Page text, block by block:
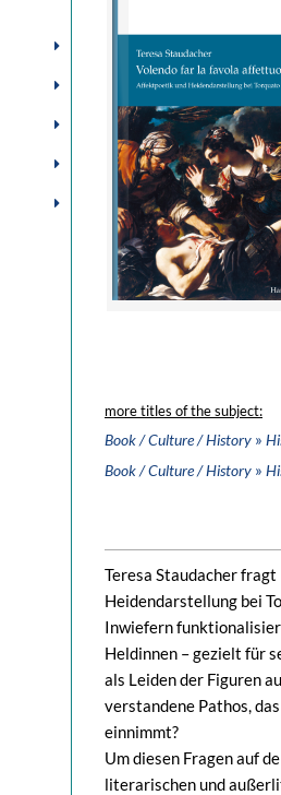
more titles of the subject:
Book / Culture / History »
Book / Culture / History »
Teresa Staudacher
Heidendarstellung bei
Inwiefern
Heldinnen – gezielt für
als Leiden der Figuren
verstandene Pathos,
einnimmt?
Um diesen Fragen auf
literarischen und